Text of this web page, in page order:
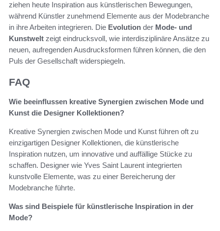
ziehen heute Inspiration aus künstlerischen Bewegungen,
während Künstler zunehmend Elemente aus der Modebranche
in ihre Arbeiten integrieren. Die Evolution der Mode- und
Kunstwelt zeigt eindrucksvoll, wie interdisziplinäre Ansätze zu
neuen, aufregenden Ausdrucksformen führen können, die den
Puls der Gesellschaft widerspiegeln.
FAQ
Wie beeinflussen kreative Synergien zwischen Mode und
Kunst die Designer Kollektionen?
Kreative Synergien zwischen Mode und Kunst führen oft zu
einzigartigen Designer Kollektionen, die künstlerische
Inspiration nutzen, um innovative und auffällige Stücke zu
schaffen. Designer wie Yves Saint Laurent integrierten
kunstvolle Elemente, was zu einer Bereicherung der
Modebranche führte.
Was sind Beispiele für künstlerische Inspiration in der
Mode?